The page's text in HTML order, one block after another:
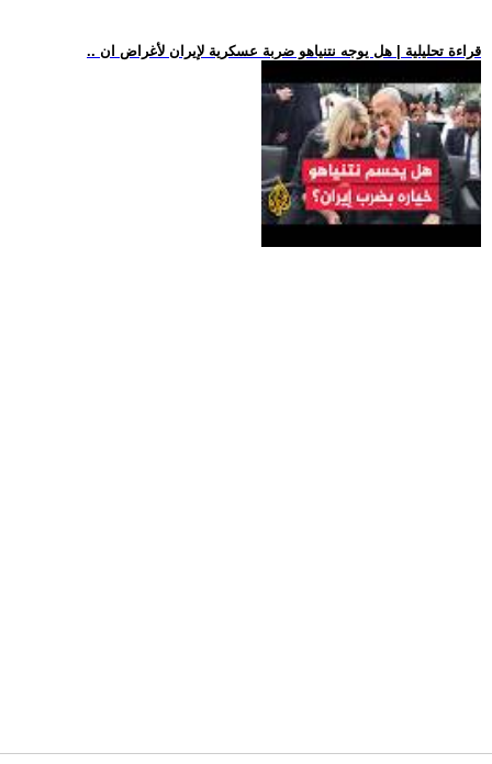
.. قراءة تحليلية | هل يوجه نتنياهو ضربة عسكرية لإيران لأغراض ان